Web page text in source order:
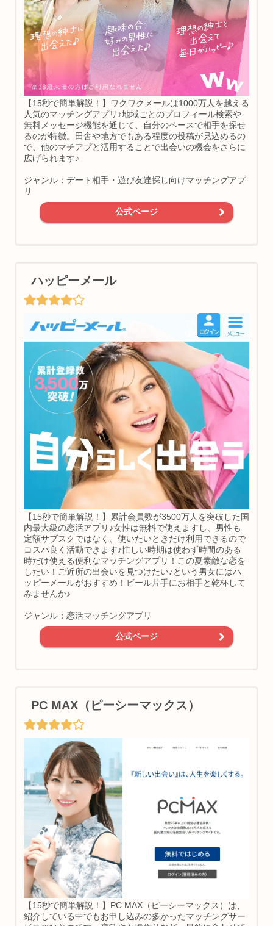
【15秒で簡単解説！】ワクワクメールは1000万人を越える
人気のマッチングアプリ♪地域ごとのプロフィール検索や
無料メッセージ機能を通じて、自分のペースで相手を探せ
るのが特徴。田舎や地方でもある程度の投稿が見込めるの
で、他のマチアプと活用することで出会いの機会をさらに
広げられます♪
ジャンル：デート相手・遊び友達探し向けマッチングアプ
リ
公式ページ
ハッピーメール
【15秒で簡単解説！】累計会員数が3500万人を突破した国
内最大級の恋活アプリ♪女性は無料で使えますし、男性も
定額サブスクではなく、使いたいときだけ利用できるので
コスパ良く活動できます♪忙しい時期は使わず時間のある
時だけ使える便利なマッチングアプリ！この夏素敵な恋を
したい！ご近所の出会いを見つけたい♪という男女にはハ
ッピーメールがおすすめ！ビール片手にお相手と乾杯して
みませんか♪
ジャンル：恋活マッチングアプリ
公式ページ
PC MAX（ピーシーマックス）
【15秒で簡単解説！】PC MAX（ピーシーマックス）は、
紹介している中でもお申し込みの多かったマッチングサー